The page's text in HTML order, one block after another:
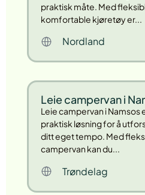
praktisk måte. Med
komfortable kjøretøy er...
Nordland
Leie campervan i
Leie campervan i Namsos
praktisk løsning for å
ditt eget tempo. Med
campervan kan du...
Trøndelag